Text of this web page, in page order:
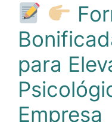
para
Empresa